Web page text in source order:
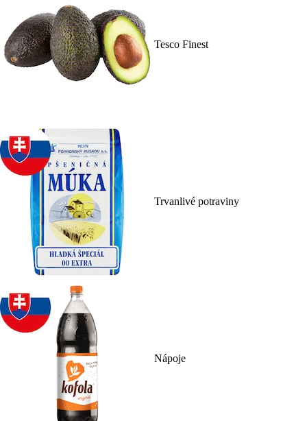
Tesco Finest
Trvanlivé potraviny
Nápoje